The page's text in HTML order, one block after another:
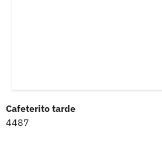
Cafeterito tarde
4487